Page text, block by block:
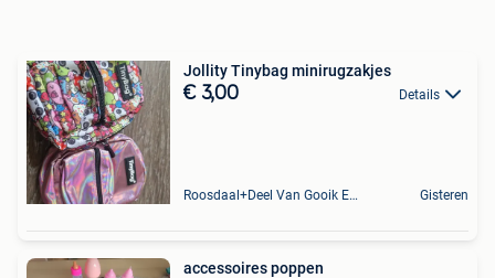
Jollity Tinybag minirugzakjes
€ 3,00 Details
Roosdaal+Deel Van Gooik En Sint-Kwintens-Lennik Gisteren
accessoires poppen